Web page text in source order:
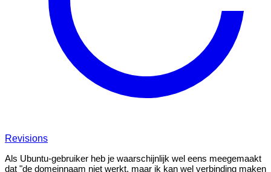
Revisions
Als Ubuntu-gebruiker heb je waarschijnlijk wel eens meegemaakt
dat "de domeinnaam niet werkt, maar ik kan wel verbinding maken